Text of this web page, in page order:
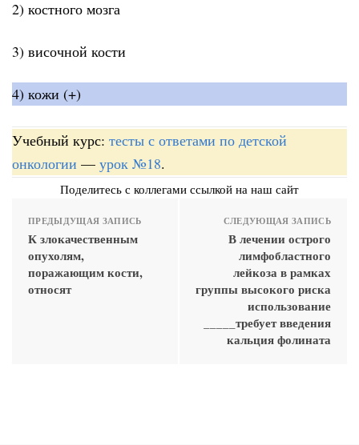
2) костного мозга
3) височной кости
4) кожи (+)
Учебный курс: тесты с ответами по детской
онкологии — урок №18.
Поделитесь с коллегами ссылкой на наш сайт
ПРЕДЫДУЩАЯ ЗАПИСЬ
К злокачественным
опухолям,
поражающим кости,
относят
СЛЕДУЮЩАЯ ЗАПИСЬ
В лечении острого
лимфобластного
лейкоза в рамках
группы высокого риска
использование
_____требует введения
кальция фолината